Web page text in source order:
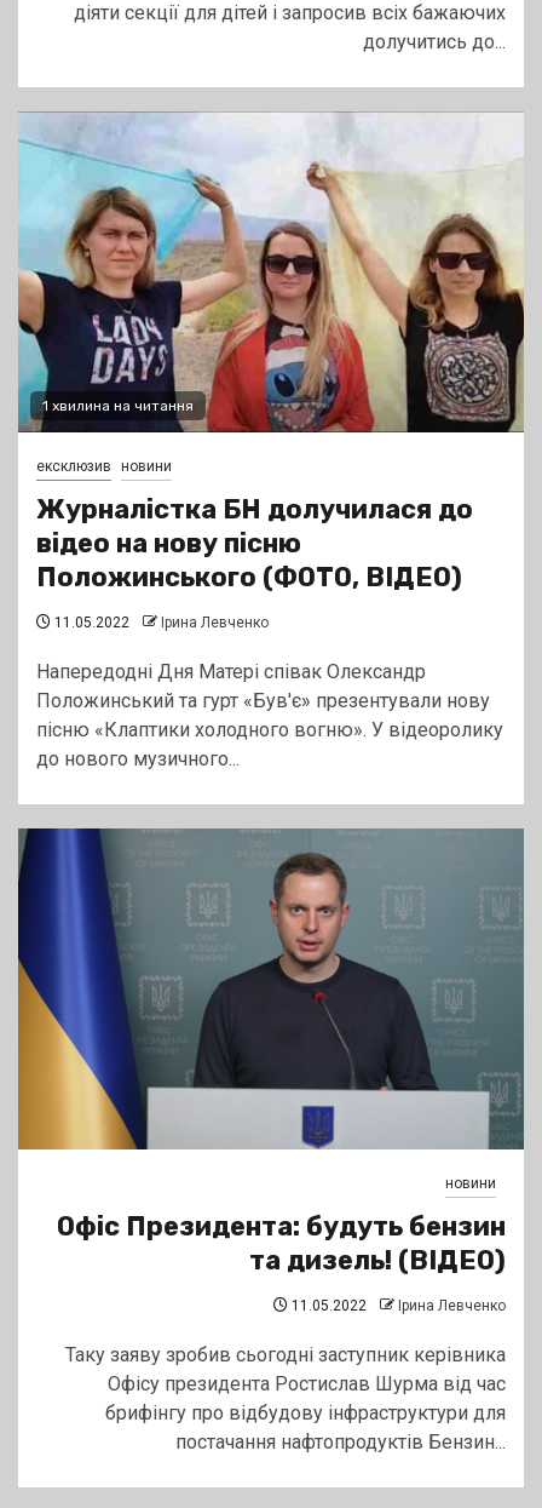
діяти секції для дітей і запросив всіх бажаючих
долучитись до...
1 хвилина на читання
ексклюзив новини
Журналістка БН долучилася до
відео на нову пісню
Положинського (ФОТО, ВІДЕО)
11.05.2022 Ірина Левченко
Напередодні Дня Матері співак Олександр
Положинський та гурт «Був'є» презентували нову
пісню «Клаптики холодного вогню». У відеоролику
до нового музичного...
новини
Офіс Президента: будуть бензин
та дизель! (ВІДЕО)
11.05.2022 Ірина Левченко
Таку заяву зробив сьогодні заступник керівника
Офісу президента Ростислав Шурма від час
брифінгу про відбудову інфраструктури для
постачання нафтопродуктів Бензин...